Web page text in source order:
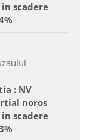
scadere
: NV
noros
scadere